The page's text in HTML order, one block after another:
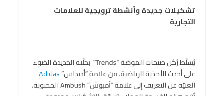
تشكيلات جديدة وأنشطة ترويجية للعلامات
التجارية
يُسلّط رُكن صيحات الموضة “Trends” بحلّته الجديدة الضوء
على أحدث الأحذية الرياضية، من علامة “أديداس”Adidas
الغنيّة عن التعريف إلى علامة “أمبوش” Ambush المحبوبة.